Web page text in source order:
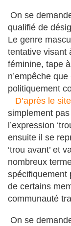
On se
qualifié de
Le genre
tentative visant
féminine, tape
n’empêche
politiquement
D’après le site
simplement
l’expression
ensuite il se
‘trou avant’ et
nombreux
spécifiquement
de certains
communauté
On se